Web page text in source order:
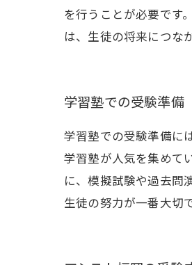
を行うことが必要です
は、生徒の将来につな
学習塾での受験準備
学習塾での受験準備に
学習塾が人気を集めて
に、模擬試験や過去問
生徒の努力が一番大切